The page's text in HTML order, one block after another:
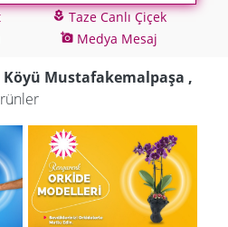
local_floristTaze Canlı Çiçek
add_a_photo Medya Mesaj
Köyü Mustafakemalpaşa ,